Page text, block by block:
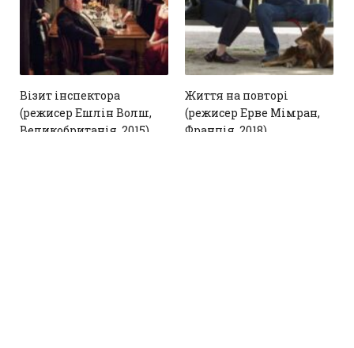
Візит інспектора
(режисер Ешлін Волш,
Великобританія, 2015)
Життя на повторі
(режисер Ерве Мімран,
Франція, 2018)